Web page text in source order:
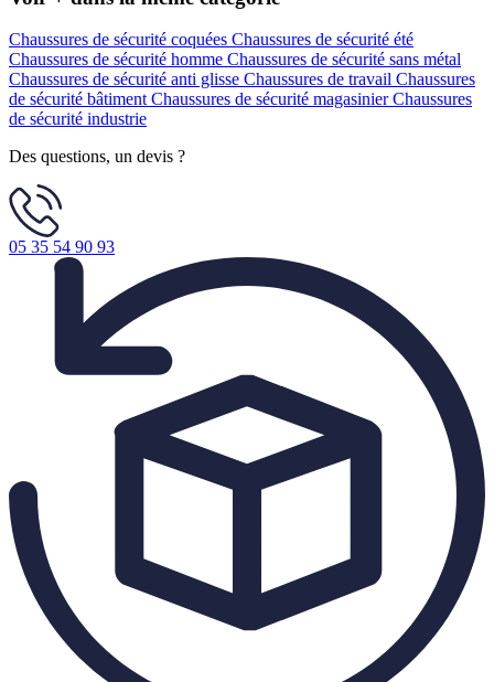
Chaussures de sécurité coquées Chaussures de sécurité été
Chaussures de sécurité homme Chaussures de sécurité sans métal
Chaussures de sécurité anti glisse Chaussures de travail Chaussures
de sécurité bâtimentChaussures de sécurité magasinierChaussures
de sécurité industrie
Des questions, un devis ?
05 35 54 90 93